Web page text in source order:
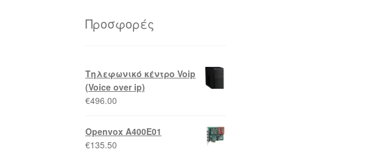
Προσφορές
Τηλεφωνικό κέντρο Voip
(Voice over ip)
€496.00
Openvox A400E01
€135.50